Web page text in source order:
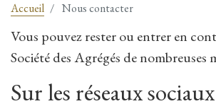
Accueil Nous contacter
Vous pouvez rester ou entrer en
Société des Agrégés de nombreuses
Sur les réseaux sociaux